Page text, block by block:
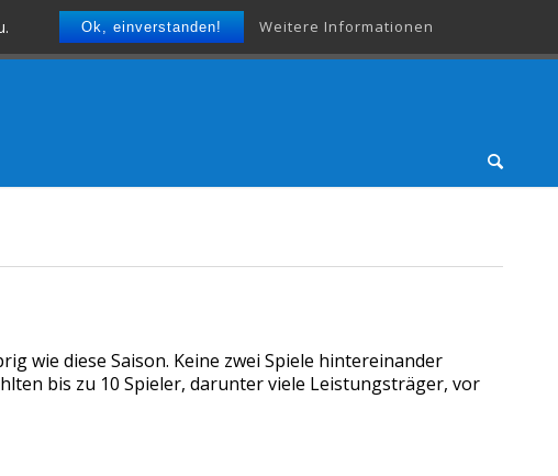
Ok, einverstanden! Weitere Informationen
wie diese Saison. Keine zwei Spiele hintereinander
bis zu 10 Spieler, darunter viele Leistungsträger, vor